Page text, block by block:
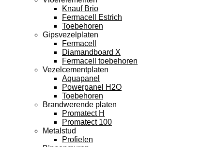
Knauf Brio
Fermacell Estrich
Toebehoren
Gipsvezelplaten
Fermacell
Diamandboard X
Fermacell toebehoren
Vezelcementplaten
Aquapanel
Powerpanel H2O
Toebehoren
Brandwerende platen
Promatect H
Promatect 100
Metalstud
Profielen